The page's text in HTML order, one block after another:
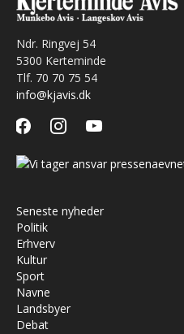
Ndr. Ringvej 54
5300 Kerteminde
Tlf. 70 70 75 54
info@kjavis.dk
facebookinstagramyoutube
Seneste nyheder
Politik
Erhverv
Kultur
Sport
Navne
Landsbyer
Debat